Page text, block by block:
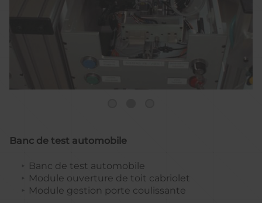
Banc de test automobile
Banc de test automobile
Module ouverture de toit cabriolet
Module gestion porte coulissante